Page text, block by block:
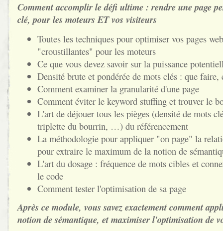
Comment accomplir le défi ultime : rendre une page
clé, pour les moteurs ET vos visiteurs
Toutes les techniques pour optimiser vos pages
"croustillantes" pour les moteurs
Ce que vous devez savoir sur la puissance
Densité brute et pondérée de mots clés : que faire,
Comment examiner la granularité d'une page
Comment éviter le keyword stuffing et trouver le
L'art de déjouer tous les pièges (densité de mots
triplette du bourrin, …) du référencement
La méthodologie pour appliquer "on page" la
pour extraire le maximum de la notion de
L'art du dosage : fréquence de mots cibles et
le code
Comment tester l'optimisation de sa page
Après ce module, vous savez exactement comment
notion de sémantique, et maximiser l'optimisation de